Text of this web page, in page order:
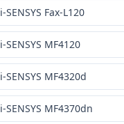
i-SENSYS Fax-L120
i-SENSYS MF4120
i-SENSYS MF4320d
i-SENSYS MF4370dn